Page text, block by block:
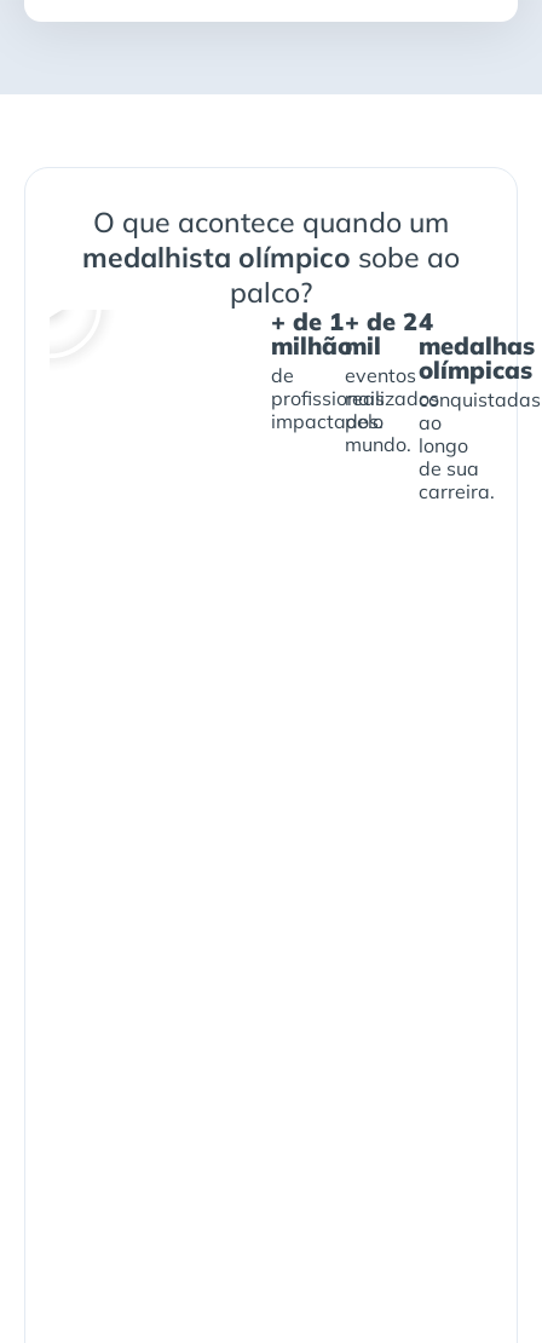
O que acontece quando um
medalhista olímpico sobe ao
palco?
+ de 1
milhão
de
profissionais
impactados.
+ de 2
mil
eventos
realizados
pelo
mundo.
4
medalhas
olímpicas
conquistadas
ao
longo
de sua
carreira.